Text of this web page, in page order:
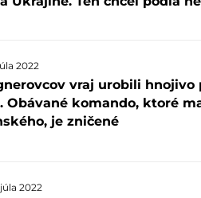
2022
vraj urobili hnojivo
Obávané komando, ktoré
je zničené
2022